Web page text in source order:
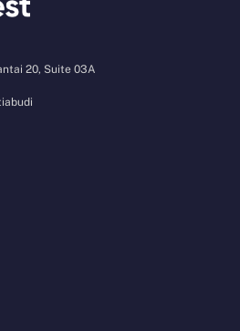
20, Suite 03A